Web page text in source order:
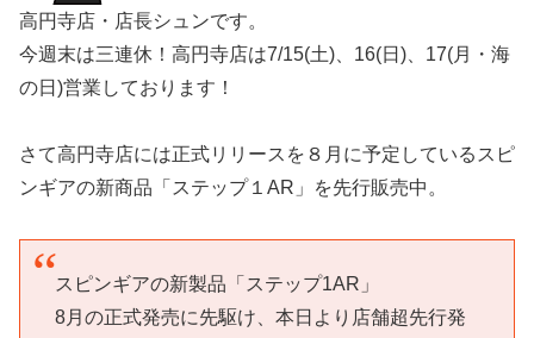
高円寺店・店長シュンです。
今週末は三連休！高円寺店は7/15(土)、16(日)、17(月・海
の日)営業しております！
さて高円寺店には正式リリースを８月に予定しているスピ
ンギアの新商品「ステップ１AR」を先行販売中。
スピンギアの新製品「ステップ1AR」
8月の正式発売に先駆け、本日より店舗超先行発